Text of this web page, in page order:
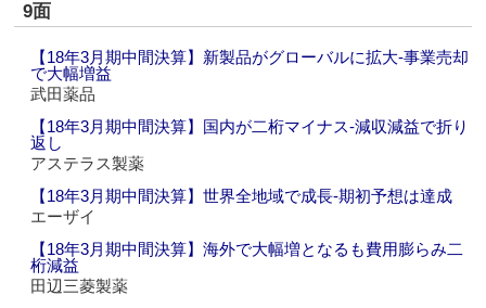
9面
【18年3月期中間決算】新製品がグローバルに拡大‐事業売却
で大幅増益
武田薬品
【18年3月期中間決算】国内が二桁マイナス‐減収減益で折り
返し
アステラス製薬
【18年3月期中間決算】世界全地域で成長‐期初予想は達成
エーザイ
【18年3月期中間決算】海外で大幅増となるも費用膨らみ二
桁減益
田辺三菱製薬